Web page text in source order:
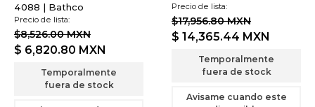
4088 | Bathco
Precio de lista:
$8,526.00 MXN
$ 6,820.80 MXN
Temporalmente
fuera de stock
Precio de lista:
$17,956.80 MXN
$ 14,365.44 MXN
Temporalmente
fuera de stock
Avisame cuando este